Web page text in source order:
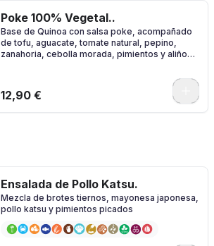
Poke 100% Vegetal..
Base de Quinoa con salsa poke, acompañado
de tofu, aguacate, tomate natural, pepino,
zanahoria, cebolla morada, pimientos y aliño
12,90 €
Ensalada de Pollo Katsu.
Mezcla de brotes tiernos, mayonesa japonesa,
pollo katsu y pimientos picados